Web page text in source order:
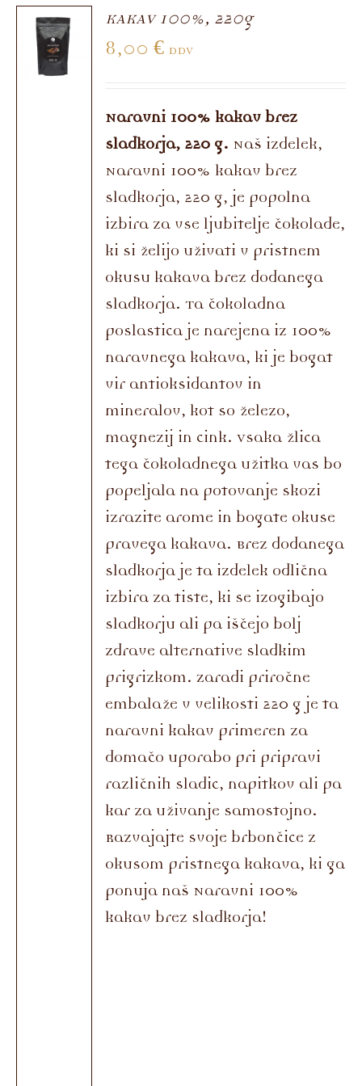
KAKAV 100%, 220g
8,00€ DDV
Naravni 100% kakav brez
sladkorja, 220 g. Naš izdelek,
Naravni 100% kakav brez
sladkorja, 220 g, je popolna
izbira za vse ljubitelje čokolade,
ki si želijo uživati v pristnem
okusu kakava brez dodanega
sladkorja. Ta čokoladna
poslastica je narejena iz 100%
naravnega kakava, ki je bogat
vir antioksidantov in
mineralov, kot so železo,
magnezij in cink. Vsaka žlica
tega čokoladnega užitka vas bo
popeljala na potovanje skozi
izrazite arome in bogate okuse
pravega kakava. Brez dodanega
sladkorja je ta izdelek odlična
izbira za tiste, ki se izogibajo
sladkorju ali pa iščejo bolj
zdrave alternative sladkim
prigrizkom. Zaradi priročne
embalaže v velikosti 220 g je ta
naravni kakav primeren za
domačo uporabo pri pripravi
različnih sladic, napitkov ali pa
kar za uživanje samostojno.
Razvajajte svoje brbončice z
okusom pristnega kakava, ki ga
ponuja naš Naravni 100%
kakav brez sladkorja!